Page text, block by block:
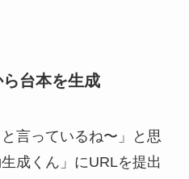
台本を生成
言っているね〜」と思
成くん」にURLを提出